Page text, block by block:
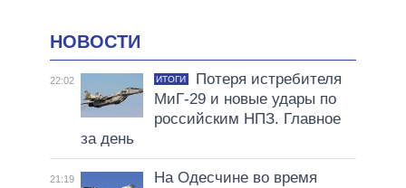
НОВОСТИ
22:02 ИТОГИ
Потеря истребителя
МиГ-29 и новые удары по
российским НПЗ. Главное
за день
21:19
На Одесчине во время